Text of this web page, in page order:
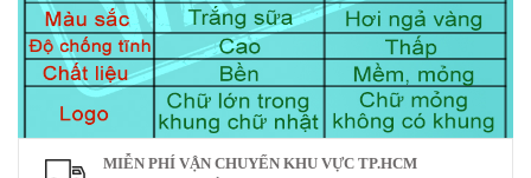
MIỄN PHÍ VẬN CHUYỂN KHU VỰC TP.HCM